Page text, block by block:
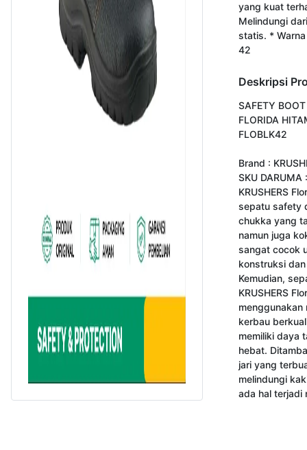
yang kuat
Melindungi
statis. *
42
Deskripsi
SAFETY BOOT
FLORIDA
FLOBLK42
Brand :
SKU DARUMA
KRUSHERS
sepatu safety
chukka yang
namun juga
sangat cocok
konstruksi
Kemudian,
KRUSHERS
menggunakan
kerbau
memiliki daya
hebat.
jari yang
melindungi
ada hal terjadi